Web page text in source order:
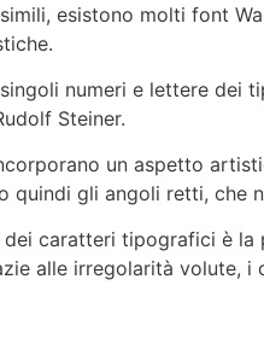
esistono molti font
numeri e lettere dei
Steiner.
un aspetto
quindi gli angoli retti, che
caratteri tipografici è la
alle irregolarità volute,